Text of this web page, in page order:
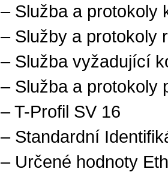
Služba a
Služby a protokoly
Služba vyžadující
Služba a protokoly
T-Profil SV 16
Standardní
Určené hodnoty